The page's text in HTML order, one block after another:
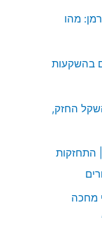
מהו
בהשקעות
החזק,
סקירה מאקרו כלכלית 27/05/2026 | התחזקות
מחכה